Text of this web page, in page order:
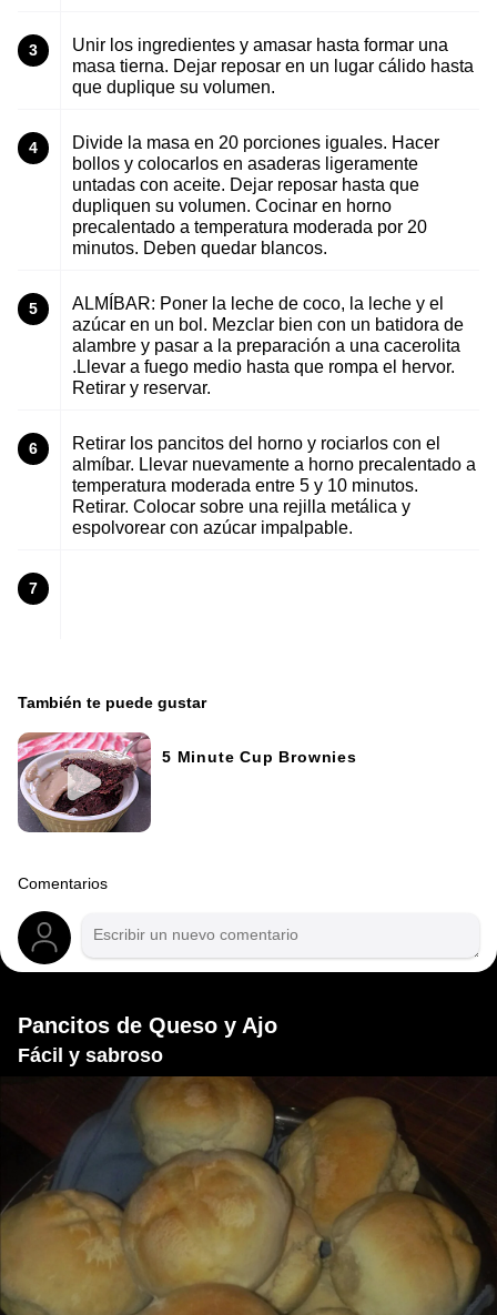
3
Unir los ingredientes y amasar hasta formar una
masa tierna. Dejar reposar en un lugar cálido hasta
que duplique su volumen.
4
Divide la masa en 20 porciones iguales. Hacer
bollos y colocarlos en asaderas ligeramente
untadas con aceite. Dejar reposar hasta que
dupliquen su volumen. Cocinar en horno
precalentado a temperatura moderada por 20
minutos. Deben quedar blancos.
5
ALMÍBAR: Poner la leche de coco, la leche y el
azúcar en un bol. Mezclar bien con un batidora de
alambre y pasar a la preparación a una cacerolita
.Llevar a fuego medio hasta que rompa el hervor.
Retirar y reservar.
6
Retirar los pancitos del horno y rociarlos con el
almíbar. Llevar nuevamente a horno precalentado a
temperatura moderada entre 5 y 10 minutos.
Retirar. Colocar sobre una rejilla metálica y
espolvorear con azúcar impalpable.
7
También te puede gustar
5 Minute Cup Brownies
Comentarios
Pancitos de Queso y Ajo
Fácil y sabroso